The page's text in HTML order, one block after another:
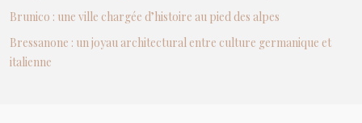
Brunico : une ville chargée d’histoire au pied des alpes
Bressanone : un joyau architectural entre culture germanique et
italienne